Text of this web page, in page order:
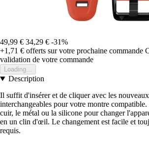
49,99 € 34,29 € -31%
+1,71 € offerts sur votre prochaine commande
validation de votre commande
Loading...
Description
Il suffit d'insérer et de cliquer avec les
interchangeables pour votre montre
cuir, le métal ou la silicone pour changer
en un clin d'œil. Le changement est facile et
requis.